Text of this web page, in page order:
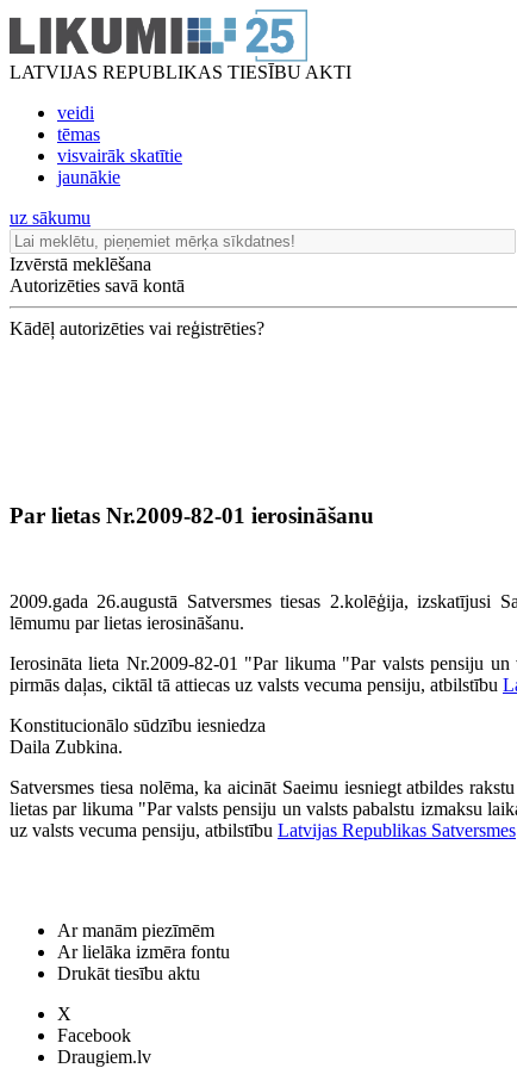
LATVIJAS REPUBLIKAS TIESĪBU AKTI
veidi
tēmas
visvairāk skatītie
jaunākie
uz sākumu
Izvērstā meklēšana
Autorizēties savā kontā
Kādēļ autorizēties vai reģistrēties?
Par lietas Nr.2009-82-01 ierosināšanu
2009.gada 26.augustā Satversmes tiesas 2.kolēģija, izskatījusi
lēmumu par lietas ierosināšanu.
Ierosināta lieta Nr.2009-82-01 "Par likuma "Par valsts pensiju
pirmās daļas, ciktāl tā attiecas uz valsts vecuma pensiju, atbilstību
Konstitucionālo sūdzību iesniedza
Daila Zubkina.
Satversmes tiesa nolēma, ka aicināt Saeimu iesniegt atbildes
lietas par likuma "Par valsts pensiju un valsts pabalstu izmaksu
uz valsts vecuma pensiju, atbilstību Latvijas Republikas Satversmes
Ar manām piezīmēm
Ar lielāka izmēra fontu
Drukāt tiesību aktu
X
Facebook
Draugiem.lv